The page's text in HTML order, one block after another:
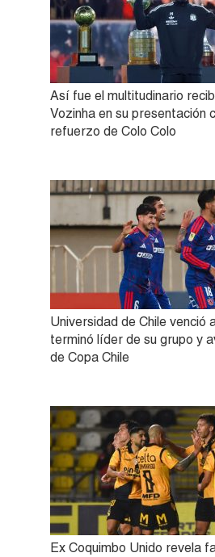
Así fue el multitudinario
Vozinha en su presentación
refuerzo de Colo Colo
Universidad de Chile venció
terminó líder de su grupo y
de Copa Chile
Ex Coquimbo Unido revela